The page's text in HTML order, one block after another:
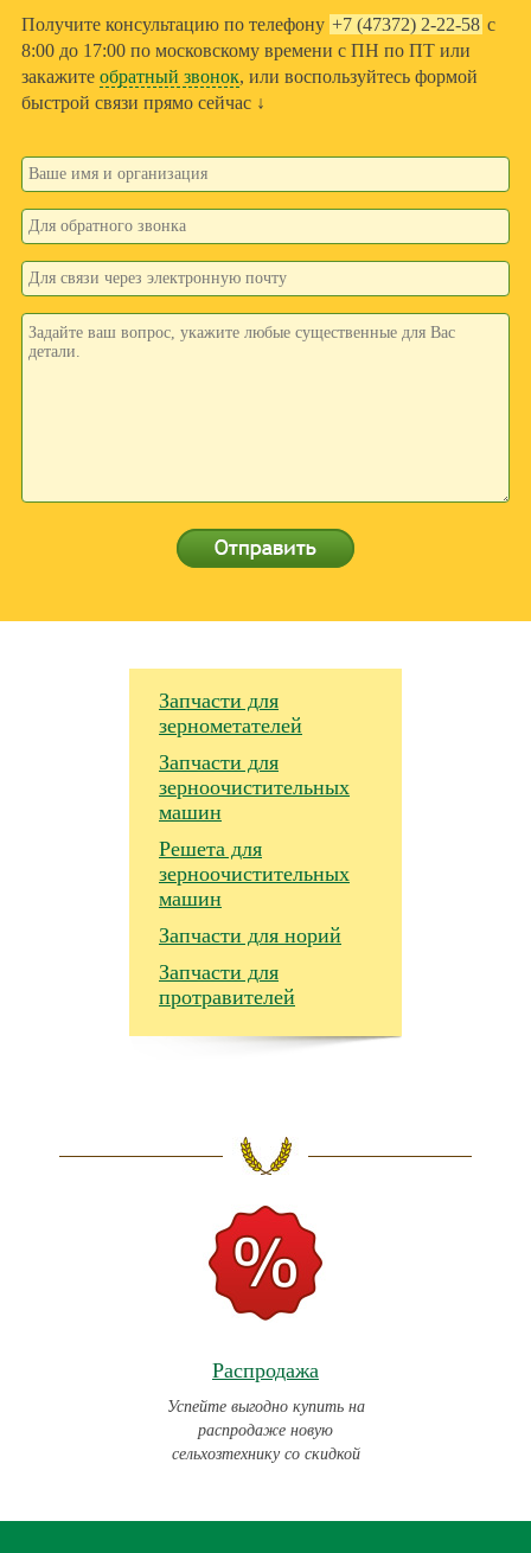
Получите консультацию по телефону +7 (47372) 2-22-58 с
8:00 до 17:00 по московскому времени с ПН по ПТ или
закажите обратный звонок, или воспользуйтесь формой
быстрой связи прямо сейчас ↓
Запчасти для
зернометателей
Запчасти для
зерноочистительных
машин
Решета для
зерноочистительных
машин
Запчасти для норий
Запчасти для
протравителей
Распродажа
Успейте выгодно купить на
распродаже новую
сельхозтехнику со скидкой